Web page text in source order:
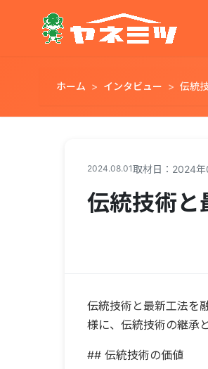
ホーム インタビュー 伝統
2024.08.01取材日：2024
伝統技術と
伝統技術と最新工法を
様に、伝統技術の継承
## 伝統技術の価値